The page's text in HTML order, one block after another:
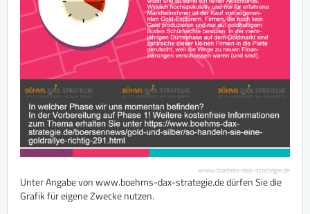
www.boehms-dax-strategie.de
Unter Angabe von www.boehms-dax-strategie.de dürfen Sie die
Grafik für eigene Zwecke nutzen.